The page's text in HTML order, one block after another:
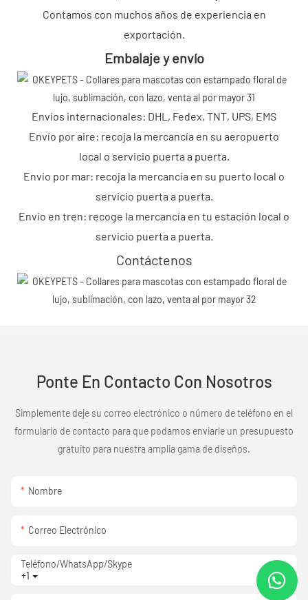
Contamos con muchos años de experiencia en
exportación.
Embalaje y envío
Envíos internacionales: DHL, Fedex, TNT, UPS, EMS
Envío por aire: recoja la mercancía en su aeropuerto
local o servicio puerta a puerta.
Envío por mar: recoja la mercancía en su puerto local o
servicio puerta a puerta.
Envío en tren: recoge la mercancía en tu estación local o
servicio puerta a puerta.
Contáctenos
Ponte En Contacto Con Nosotros
Simplemente deje su correo electrónico o número de teléfono en el
formulario de contacto para que podamos enviarle un presupuesto
gratuito para nuestra amplia gama de diseños.
Nombre
Correo Electrónico
+1
Teléfono/WhatsApp/Skype